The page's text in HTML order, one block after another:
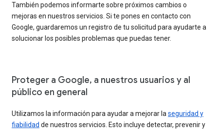
También podemos informarte sobre próximos cambios o
mejoras en nuestros servicios. Si te pones en contacto con
Google, guardaremos un registro de tu solicitud para ayudarte a
solucionar los posibles problemas que puedas tener.
Proteger a Google, a nuestros usuarios y al
público en general
Utilizamos la información para ayudar a mejorar la seguridad y
fiabilidad de nuestros servicios. Esto incluye detectar, prevenir y